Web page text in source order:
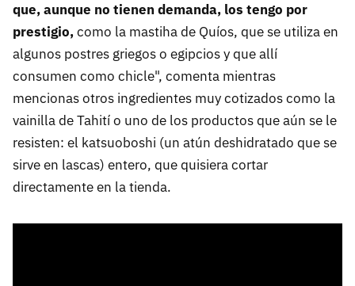
que, aunque no tienen demanda, los tengo por
prestigio,como la mastiha de Quíos, que se utiliza en
algunos postres griegos o egipcios y que allí
consumen como chicle", comenta mientras
mencionas otros ingredientes muy cotizados como la
vainilla de Tahití o uno de los productos que aún se le
resisten: el katsuoboshi (un atún deshidratado que se
sirve en lascas) entero, que quisiera cortar
directamente en la tienda.